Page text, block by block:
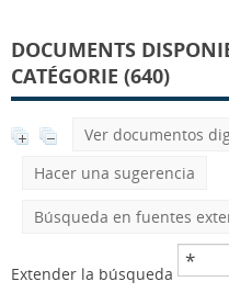
DOCUMENTS
CATÉGORIE (640)
Ver documentos
Hacer una sugerencia
Búsqueda en fuentes
Extender la búsqueda